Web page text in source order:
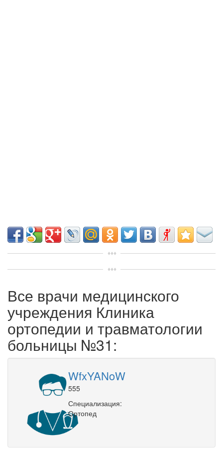
Все врачи медицинского
учреждения Клиника
ортопедии и травматологии
больницы №31:
WfxYANoW
555
Специализация:
Ортопед